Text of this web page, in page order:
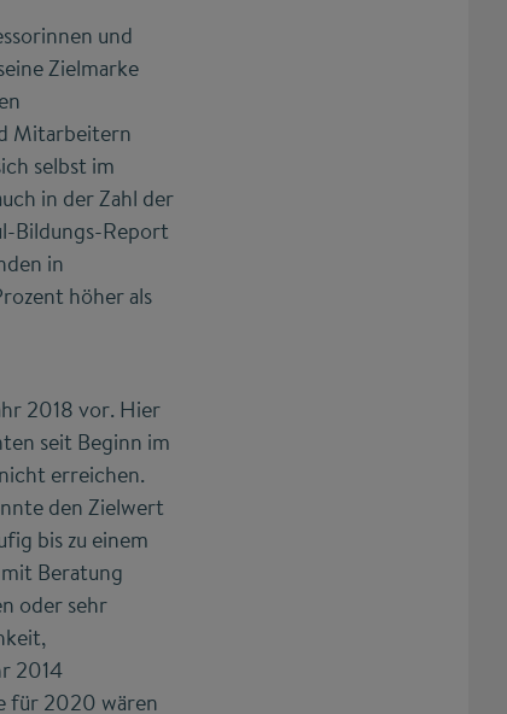
und
Zielmarke
Mitarbeitern
selbst im
in der Zahl der
Bildungs-Report
in
höher als
2018 vor. Hier
seit Beginn im
erreichen.
den Zielwert
bis zu einem
Beratung
oder sehr
2014
für 2020 wären